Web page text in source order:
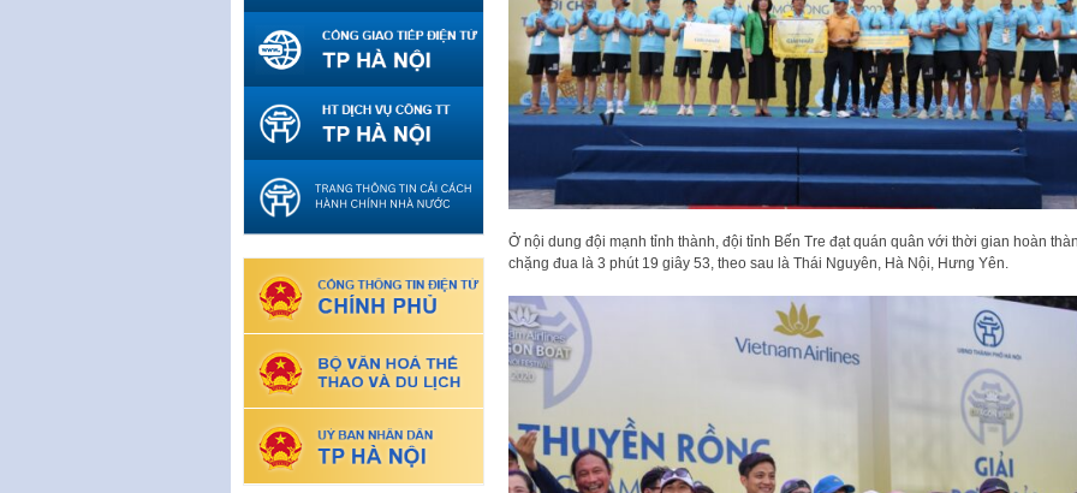
Ở nội dung đội mạnh tỉnh thành, đội tỉnh Bến Tre đạt quán quân với thời gian hoàn
chặng đua là 3 phút 19 giây 53, theo sau là Thái Nguyên, Hà Nội, Hưng Yên.